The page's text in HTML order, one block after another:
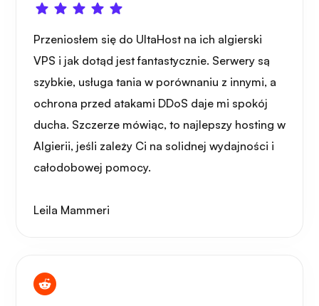
Portażysta
Grafana
Przeniosłem się do UltaHost na ich algierski
VPS i jak dotąd jest fantastycznie. Serwery są
szybkie, usługa tania w porównaniu z innymi, a
ochrona przed atakami DDoS daje mi spokój
ducha. Szczerze mówiąc, to najlepszy hosting w
Algierii, jeśli zależy Ci na solidnej wydajności i
całodobowej pomocy.
Leila Mammeri